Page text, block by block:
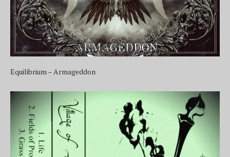
Equilibrium – Armageddon